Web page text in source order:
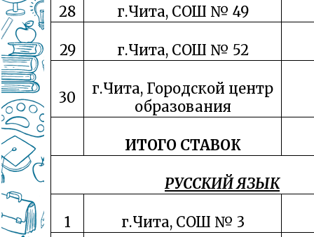
28 г.Чита, СОШ № 49
29 г.Чита, СОШ № 52
30
г.Чита, Городской центр
образования
ИТОГО СТАВОК
РУССКИЙ ЯЗЫК
1 г.Чита, СОШ № 3